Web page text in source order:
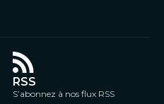
RSS
S’abonnez à nos flux RSS